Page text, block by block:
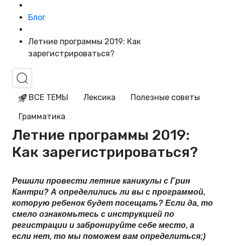
Блог
Летние программы 2019: Как
зарегистрироваться?
ВСЕ ТЕМЫ Лексика
Полезные советы
Грамматика
Летние программы 2019:
Как зарегистрироваться?
Решили провести летние каникулы с Грин
Кантри? А определились ли вы с программой,
которую ребенок будет посещать? Если да, то
смело ознакомьтесь с инструкцией по
регистрации и забронируйте себе место, а
если нет, то мы поможем вам определиться;)